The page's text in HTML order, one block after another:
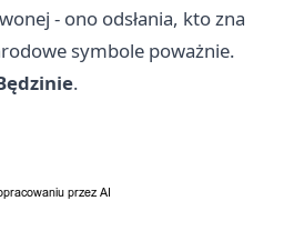
- ono odsłania, kto zna
symbole poważnie.
.